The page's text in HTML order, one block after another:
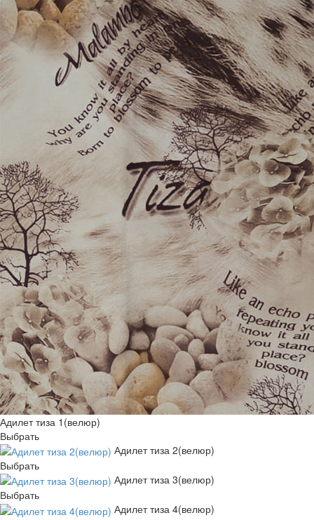
Адилет тиза 1(велюр)
Выбрать
Адилет тиза 2(велюр)
Выбрать
Адилет тиза 3(велюр)
Выбрать
Адилет тиза 4(велюр)